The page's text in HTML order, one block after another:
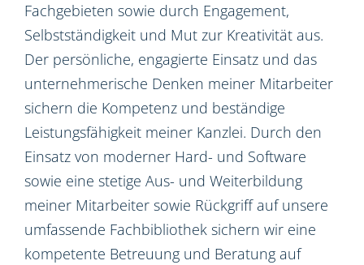
Fachgebieten sowie durch Engagement,
Selbstständigkeit und Mut zur Kreativität aus.
Der persönliche, engagierte Einsatz und das
unternehmerische Denken meiner Mitarbeiter
sichern die Kompetenz und beständige
Leistungsfähigkeit meiner Kanzlei. Durch den
Einsatz von moderner Hard- und Software
sowie eine stetige Aus- und Weiterbildung
meiner Mitarbeiter sowie Rückgriff auf unsere
umfassende Fachbibliothek sichern wir eine
kompetente Betreuung und Beratung auf